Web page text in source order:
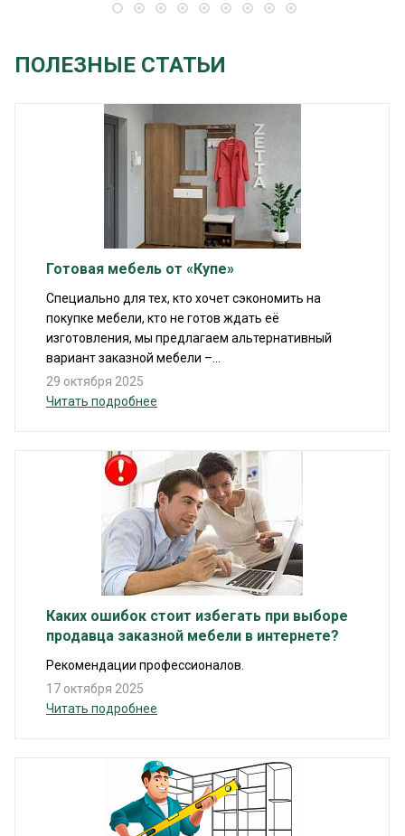
ПОЛЕЗНЫЕ СТАТЬИ
Готовая мебель от «Купе»
Специально для тех, кто хочет сэкономить на
покупке мебели, кто не готов ждать её
изготовления, мы предлагаем альтернативный
вариант заказной мебели –...
29 октября 2025
Читать подробнее
Каких ошибок стоит избегать при выборе
продавца заказной мебели в интернете?
Рекомендации профессионалов.
17 октября 2025
Читать подробнее